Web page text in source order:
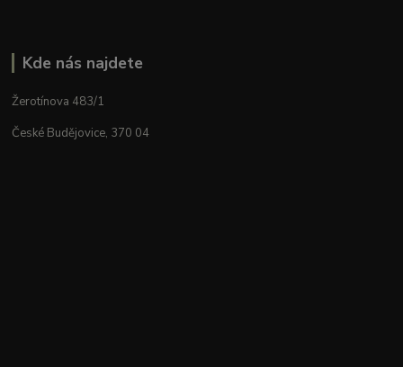
Kde nás najdete
Žerotínova 483/1
České Budějovice, 370 04